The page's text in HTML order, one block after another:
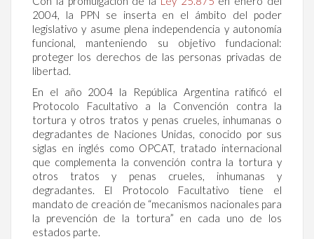
2004, la PPN se inserta en el ámbito del poder
legislativo y asume plena independencia y autonomía
funcional, manteniendo su objetivo fundacional:
proteger los derechos de las personas privadas de
libertad.
En el año 2004 la República Argentina ratificó el
Protocolo Facultativo a la Convención contra la
tortura y otros tratos y penas crueles, inhumanas o
degradantes de Naciones Unidas, conocido por sus
siglas en inglés como OPCAT, tratado internacional
que complementa la convención contra la tortura y
otros tratos y penas crueles, inhumanas y
degradantes. El Protocolo Facultativo tiene el
mandato de creación de “mecanismos nacionales para
la prevención de la tortura” en cada uno de los
estados parte.